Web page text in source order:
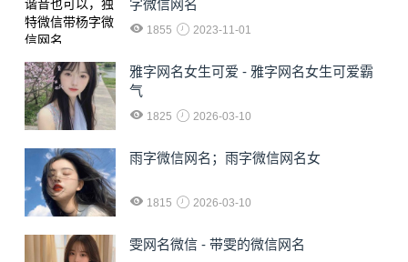
字微信网名
1855 2023-11-01
雅字网名女生可爱 - 雅字网名女生可爱霸
气
1825 2026-03-10
雨字微信网名；雨字微信网名女
1815 2026-03-10
雯网名微信 - 带雯的微信网名